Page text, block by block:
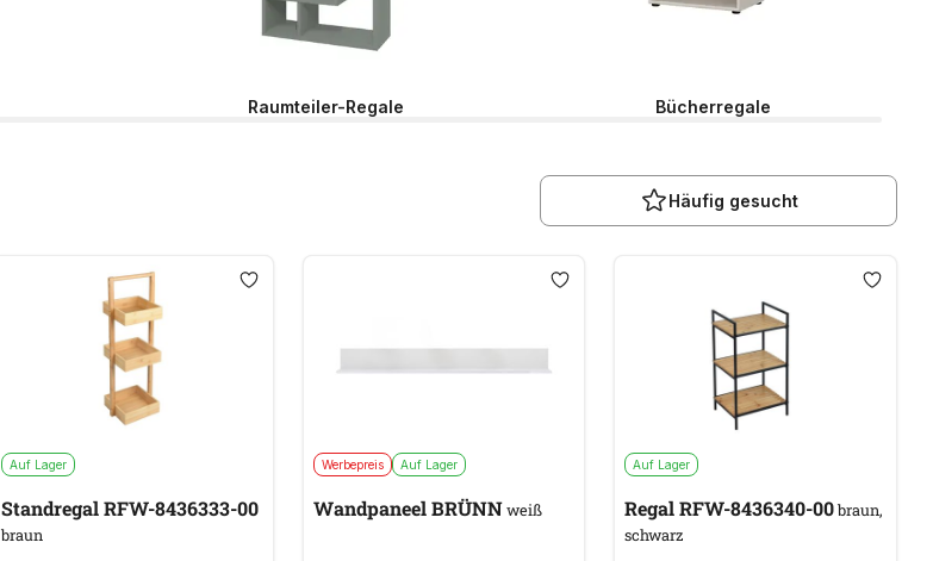
Raumteiler-Regale Bücherregale
Häufig gesucht
Auf Lager
Standregal RFW-8436333-00
braun
Werbepreis Auf Lager
Wandpaneel BRÜNNweiß
Auf Lager
Regal RFW-8436340-00braun,
schwarz